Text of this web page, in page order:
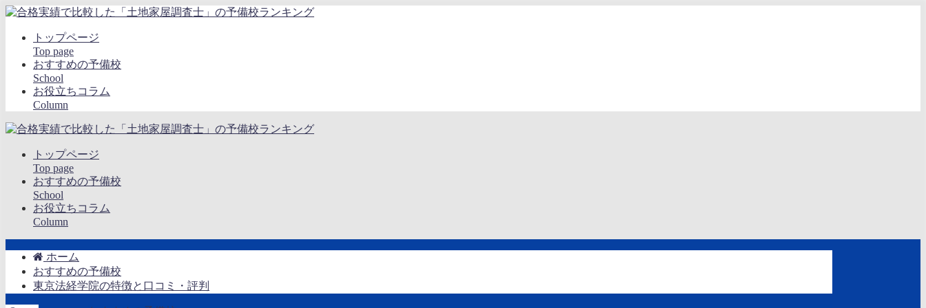
トップページ
Top page
おすすめの予備校
School
お役立ちコラム
Column
トップページ
Top page
おすすめの予備校
School
お役立ちコラム
Column
ホーム
おすすめの予備校
東京法経学院の特徴と口コミ・評判